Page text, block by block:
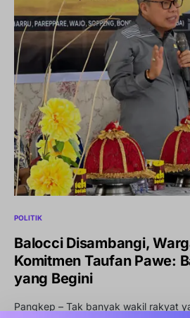
POLITIK
Balocci Disambangi,
Komitmen Taufan Pawe:
yang Begini
Pangkep – Tak banyak wakil rakyat